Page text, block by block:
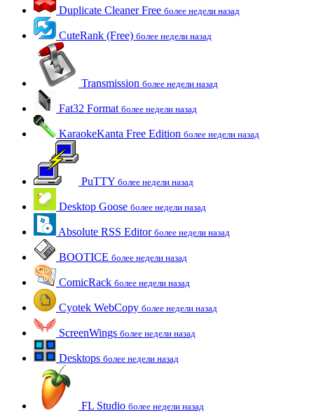
Duplicate Cleaner Free более недели назад
CuteRank (Free) более недели назад
Transmission более недели назад
Fat32 Format более недели назад
KaraokeKanta Free Edition более недели назад
PuTTY более недели назад
Desktop Goose более недели назад
Absolute RSS Editor более недели назад
BOOTICE более недели назад
ComicRack более недели назад
Cyotek WebCopy более недели назад
ScreenWings более недели назад
Desktops более недели назад
FL Studio более недели назад